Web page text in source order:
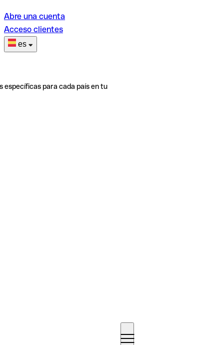
Abre una cuenta
Acceso clientes
es
específicas para cada país en tu